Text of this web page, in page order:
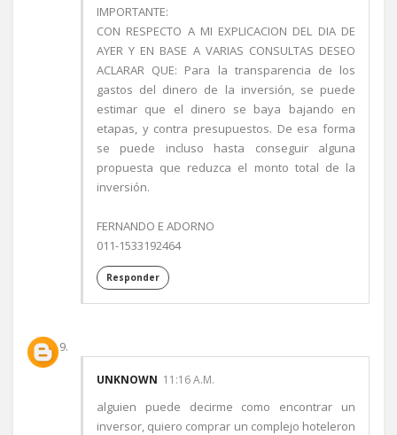
IMPORTANTE:
CON RESPECTO A MI EXPLICACION DEL DIA DE
AYER Y EN BASE A VARIAS CONSULTAS DESEO
ACLARAR QUE: Para la transparencia de los
gastos del dinero de la inversión, se puede
estimar que el dinero se baya bajando en
etapas, y contra presupuestos. De esa forma
se puede incluso hasta conseguir alguna
propuesta que reduzca el monto total de la
inversión.
FERNANDO E ADORNO
011-1533192464
Responder
UNKNOWN 11:16 A.M.
alguien puede decirme como encontrar un
inversor, quiero comprar un complejo hoteleron